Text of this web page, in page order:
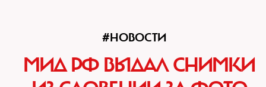
#НОВОСТИ
МИД РФ ВЫДАЛ СНИМКИ